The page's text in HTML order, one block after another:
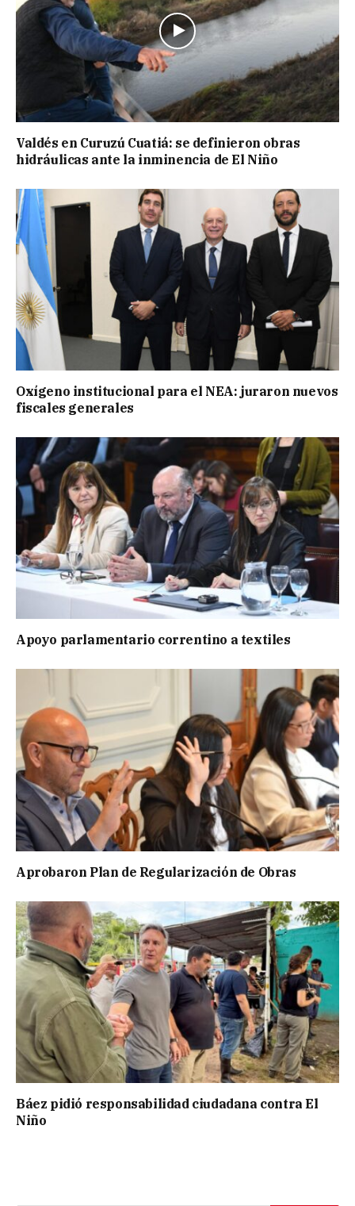
Valdés en Curuzú Cuatiá: se definieron obras
hidráulicas ante la inminencia de El Niño
Oxígeno institucional para el NEA: juraron nuevos
fiscales generales
Apoyo parlamentario correntino a textiles
Aprobaron Plan de Regularización de Obras
Báez pidió responsabilidad ciudadana contra El
Niño